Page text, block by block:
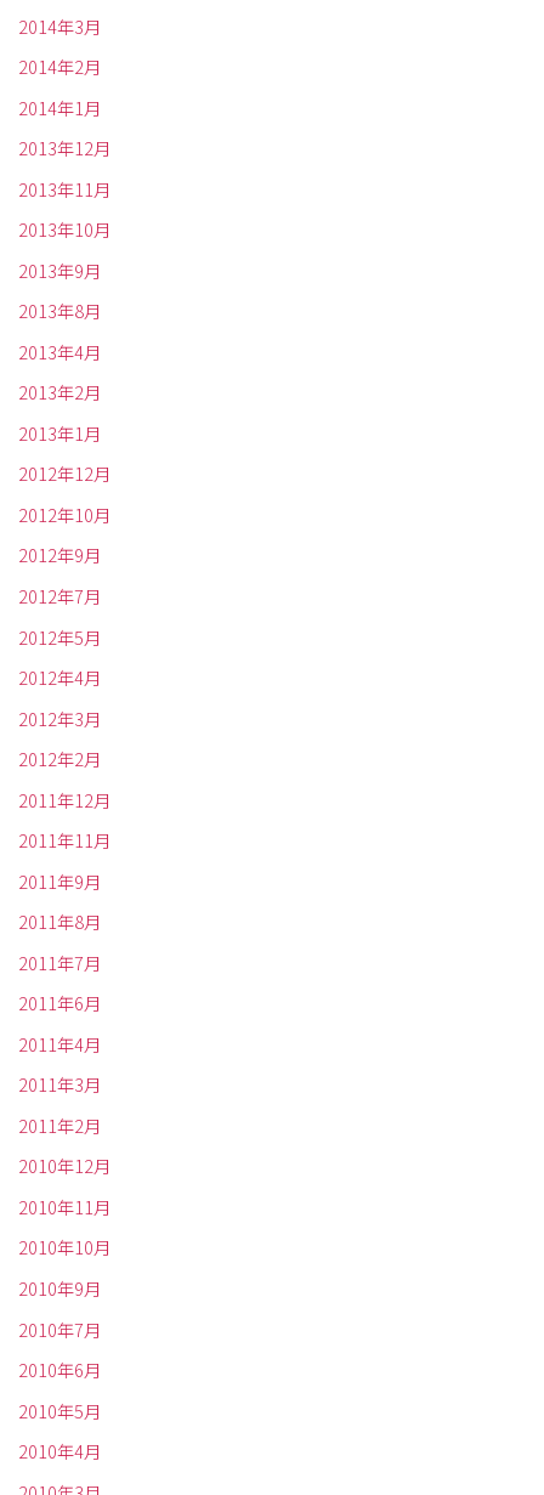
2014年3月
2014年2月
2014年1月
2013年12月
2013年11月
2013年10月
2013年9月
2013年8月
2013年4月
2013年2月
2013年1月
2012年12月
2012年10月
2012年9月
2012年7月
2012年5月
2012年4月
2012年3月
2012年2月
2011年12月
2011年11月
2011年9月
2011年8月
2011年7月
2011年6月
2011年4月
2011年3月
2011年2月
2010年12月
2010年11月
2010年10月
2010年9月
2010年7月
2010年6月
2010年5月
2010年4月